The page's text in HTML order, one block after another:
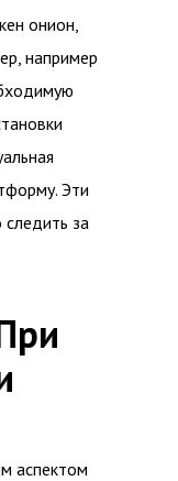
онион,
например
Эти
за
аспектом